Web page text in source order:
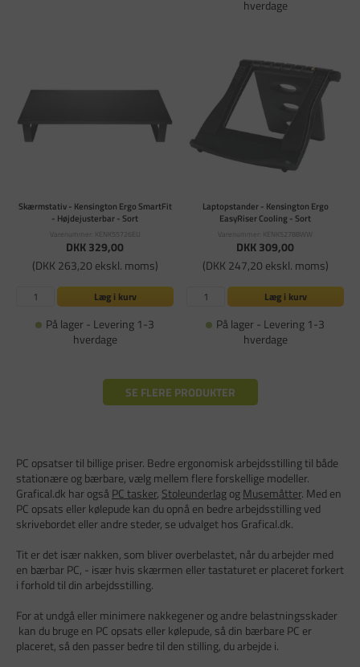
hverdage
Skærmstativ - Kensington Ergo SmartFit
- Højdejusterbar - Sort
Varenummer: KENK55726EU
DKK 329,00
(DKK 263,20 ekskl. moms)
Læg i kurv
På lager - Levering 1-3
hverdage
Laptopstander - Kensington Ergo
EasyRiser Cooling - Sort
Varenummer: KENK52788WW
DKK 309,00
(DKK 247,20 ekskl. moms)
Læg i kurv
På lager - Levering 1-3
hverdage
SE FLERE PRODUKTER
PC opsatser til billige priser. Bedre ergonomisk arbejdsstilling til både
stationære og bærbare, vælg mellem flere forskellige modeller.
Grafical.dk har ogsåPC tasker, StoleunderlagogMusemåtter. Med en
PC opsats eller kølepude kan du opnå en bedre arbejdsstilling ved
skrivebordet eller andre steder, se udvalget hos Grafical.dk.
Tit er det især nakken, som bliver overbelastet, når du arbejder med
en bærbar PC, - især hvis skærmen eller tastaturet er placeret forkert
i forhold til din arbejdsstilling.
For at undgå eller minimere nakkegener og andre belastningsskader
kan du bruge en PC opsats eller kølepude, så din bærbare PC er
placeret, så den passer bedre til den stilling, du arbejde i.